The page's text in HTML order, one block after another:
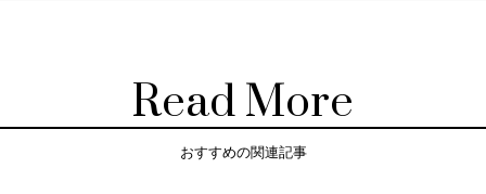
Read More
おすすめの関連記事